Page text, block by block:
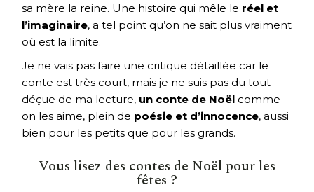
sa mère la reine. Une histoire qui mêle le réel et
l’imaginaire, a tel point qu’on ne sait plus vraiment
où est la limite.
Je ne vais pas faire une critique détaillée car le
conte est très court, mais je ne suis pas du tout
déçue de ma lecture, un conte de Noël comme
on les aime, plein de poésie et d’innocence, aussi
bien pour les petits que pour les grands.
Vous lisez des contes de Noëlpour les
fêtes ?